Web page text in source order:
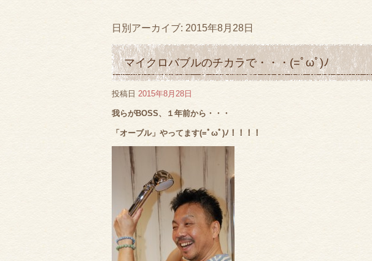
日別アーカイブ: 2015年8月28日
マイクロバブルのチカラで・・・(=ﾟωﾟ)ﾉ
投稿日 2015年8月28日
我らがBOSS、１年前から・・・
「オーブル」やってます(=ﾟωﾟ)ﾉ！！！！